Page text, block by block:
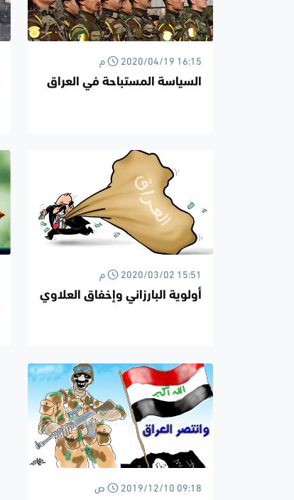
2020/04/19 16:15 م
السياسة المستباحة في العراق
2020/03/02 15:51 م
أولوية البارزاني وإخفاق العلاوي
2019/12/10 09:18 ص